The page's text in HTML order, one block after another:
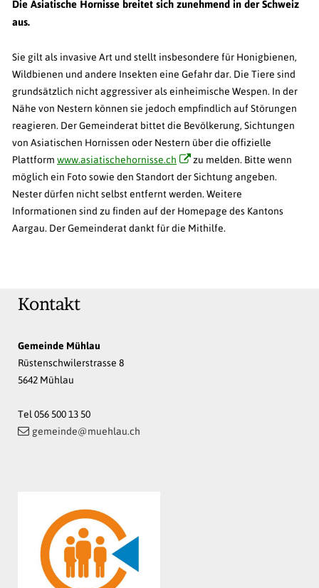
Die Asiatische Hornisse breitet sich zunehmend in der Schweiz
aus.
Sie gilt als invasive Art und stellt insbesondere für Honigbienen,
Wildbienen und andere Insekten eine Gefahr dar. Die Tiere sind
grundsätzlich nicht aggressiver als einheimische Wespen. In der
Nähe von Nestern können sie jedoch empfindlich auf Störungen
reagieren. Der Gemeinderat bittet die Bevölkerung, Sichtungen
von Asiatischen Hornissen oder Nestern über die offizielle
Plattformwww.asiatischehornisse.ch
zu melden. Bitte wenn
möglich ein Foto sowie den Standort der Sichtung angeben.
Nester dürfen nicht selbst entfernt werden. Weitere
Informationen sind zu finden auf der Homepage des Kantons
Aargau. Der Gemeinderat dankt für die Mithilfe.
Kontakt
Gemeinde Mühlau
Rüstenschwilerstrasse 8
5642 Mühlau
Tel 056 500 13 50
gemeinde@muehlau.ch